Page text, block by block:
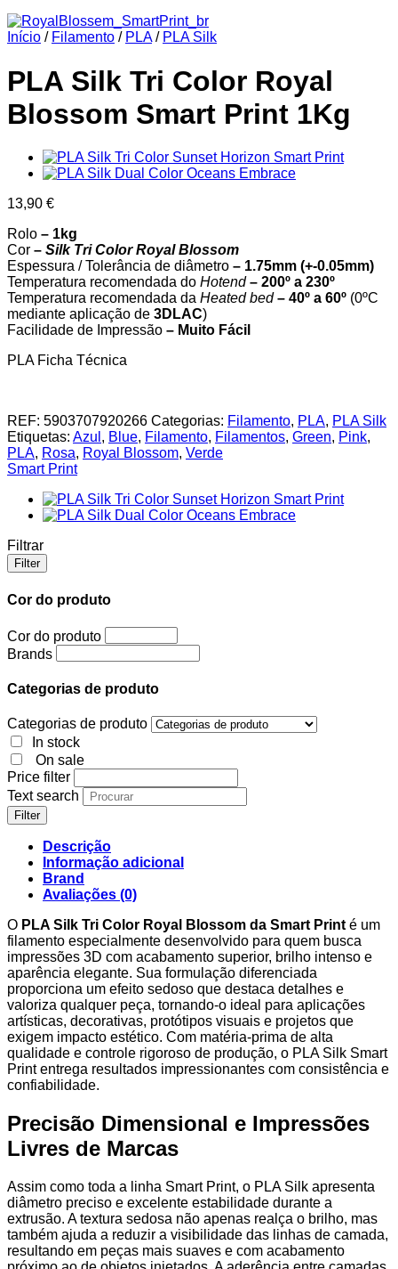
Início / Filamento / PLA / PLA Silk
PLA Silk Tri Color Royal
Blossom Smart Print 1Kg
13,90 €
Rolo – 1kg
Cor – Silk Tri Color Royal Blossom
Espessura / Tolerância de diâmetro – 1.75mm (+-0.05mm)
Temperatura recomendada do Hotend– 200º a 230º
Temperatura recomendada da Heated bed – 40º a 60º (0ºC
mediante aplicação de 3DLAC)
Facilidade de Impressão – Muito Fácil
PLA Ficha Técnica
REF: 5903707920266 Categorias: Filamento, PLA, PLA Silk
Etiquetas: Azul , Blue, Filamento, Filamentos, Green, Pink,
PLA, Rosa, Royal Blossom, Verde
Smart Print
Filtrar
Filter
Cor do produto
Cor do produto
Brands
Categorias de produto
Categorias de produto
In stock
On sale
Price filter
Text search
Filter
Descrição
Informação adicional
Brand
Avaliações (0)
O PLA Silk Tri Color Royal Blossom da Smart Print é um
filamento especialmente desenvolvido para quem busca
impressões 3D com acabamento superior, brilho intenso e
aparência elegante. Sua formulação diferenciada
proporciona um efeito sedoso que destaca detalhes e
valoriza qualquer peça, tornando-o ideal para aplicações
artísticas, decorativas, protótipos visuais e projetos que
exigem impacto estético. Com matéria-prima de alta
qualidade e controle rigoroso de produção, o PLA Silk Smart
Print entrega resultados impressionantes com consistência e
confiabilidade.
Precisão Dimensional e Impressões
Livres de Marcas
Assim como toda a linha Smart Print, o PLA Silk apresenta
diâmetro preciso e excelente estabilidade durante a
extrusão. A textura sedosa não apenas realça o brilho, mas
também ajuda a reduzir a visibilidade das linhas de camada,
resultando em peças mais suaves e com acabamento